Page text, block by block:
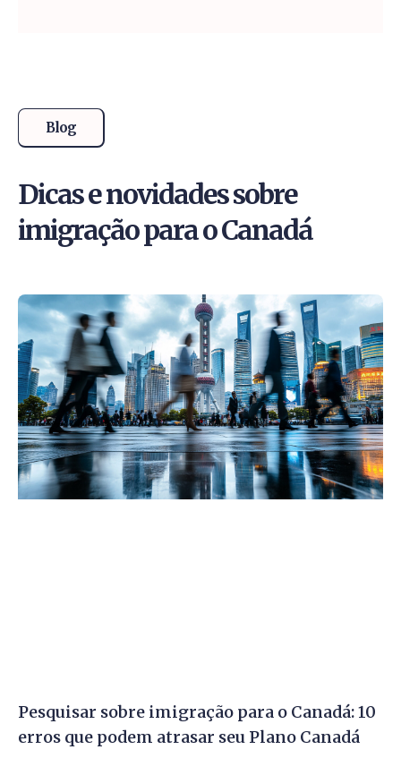
Blog
Dicas e novidades sobre
imigração para o Canadá
Pesquisar sobre imigração para o Canadá: 10
erros que podem atrasar seu Plano Canadá